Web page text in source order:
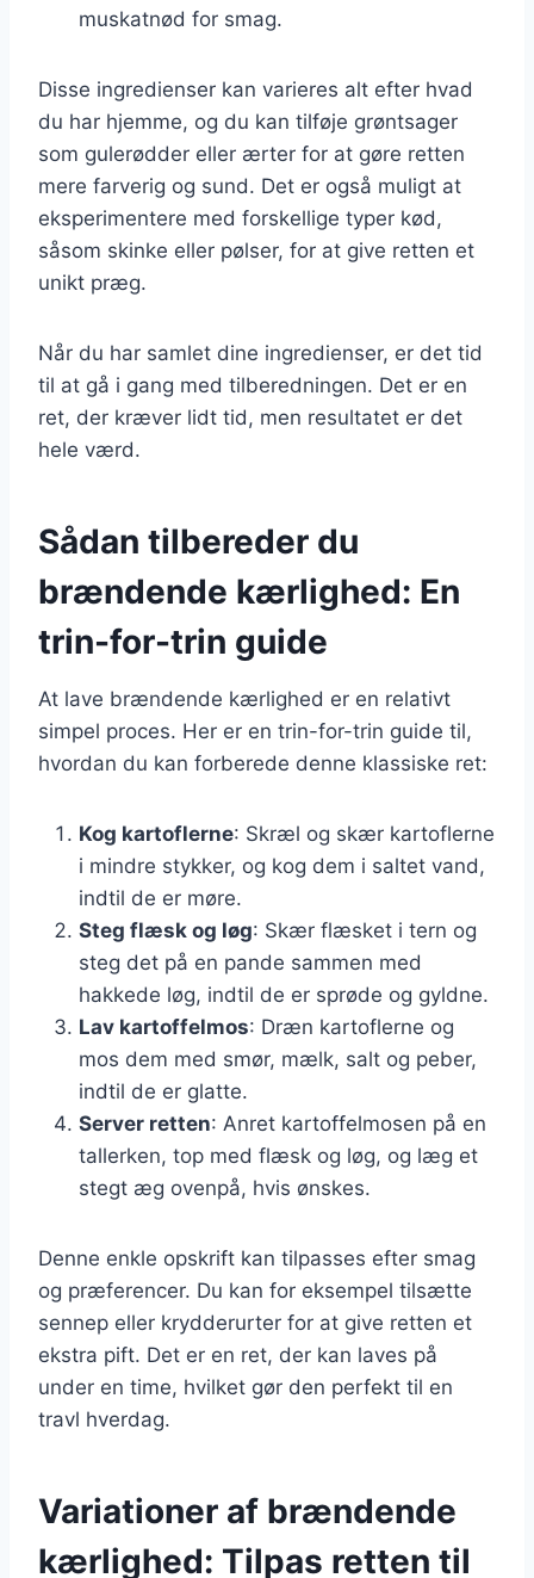
muskatnød for smag.
Disse ingredienser kan varieres alt efter hvad
du har hjemme, og du kan tilføje grøntsager
som gulerødder eller ærter for at gøre retten
mere farverig og sund. Det er også muligt at
eksperimentere med forskellige typer kød,
såsom skinke eller pølser, for at give retten et
unikt præg.
Når du har samlet dine ingredienser, er det tid
til at gå i gang med tilberedningen. Det er en
ret, der kræver lidt tid, men resultatet er det
hele værd.
Sådan tilbereder du
brændende kærlighed: En
trin-for-trin guide
At lave brændende kærlighed er en relativt
simpel proces. Her er en trin-for-trin guide til,
hvordan du kan forberede denne klassiske ret:
Kog kartoflerne: Skræl og skær kartoflerne
i mindre stykker, og kog dem i saltet vand,
indtil de er møre.
Steg flæsk og løg: Skær flæsket i tern og
steg det på en pande sammen med
hakkede løg, indtil de er sprøde og gyldne.
Lav kartoffelmos: Dræn kartoflerne og
mos dem med smør, mælk, salt og peber,
indtil de er glatte.
Server retten: Anret kartoffelmosen på en
tallerken, top med flæsk og løg, og læg et
stegt æg ovenpå, hvis ønskes.
Denne enkle opskrift kan tilpasses efter smag
og præferencer. Du kan for eksempel tilsætte
sennep eller krydderurter for at give retten et
ekstra pift. Det er en ret, der kan laves på
under en time, hvilket gør den perfekt til en
travl hverdag.
Variationer af brændende
kærlighed: Tilpas retten til